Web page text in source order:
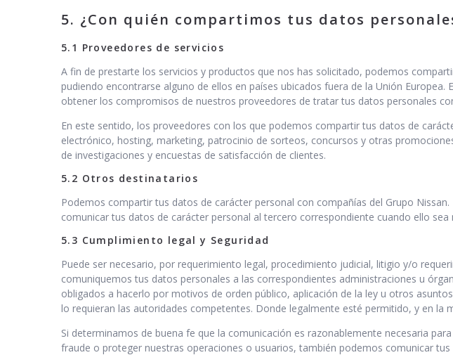
5. ¿Con quién compartimos tus datos
5.1 Proveedores de servicios
A fin de prestarte los servicios y productos que nos has solicitado, podemos
pudiendo encontrarse alguno de ellos en países ubicados fuera de la Unión
obtener los compromisos de nuestros proveedores de tratar tus datos personales
En este sentido, los proveedores con los que podemos compartir tus datos de
electrónico, hosting, marketing, patrocinio de sorteos, concursos y otras
de investigaciones y encuestas de satisfacción de clientes.
5.2 Otros destinatarios
Podemos compartir tus datos de carácter personal con compañías del Grupo
comunicar tus datos de carácter personal al tercero correspondiente cuando ello
5.3 Cumplimiento legal y Seguridad
Puede ser necesario, por requerimiento legal, procedimiento judicial, litigio y/o
comuniquemos tus datos personales a las correspondientes administraciones u
obligados a hacerlo por motivos de orden público, aplicación de la ley u otros
lo requieran las autoridades competentes. Donde legalmente esté permitido, y en la
Si determinamos de buena fe que la comunicación es razonablemente necesaria
fraude o proteger nuestras operaciones o usuarios, también podemos comunicar